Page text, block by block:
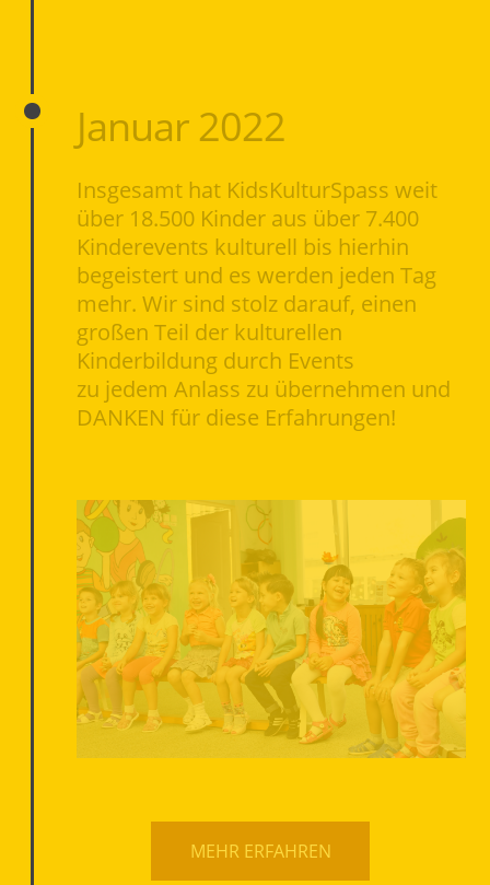
Januar 2022
Insgesamt hat KidsKulturSpass weit
über 18.500 Kinder aus über 7.400
Kinderevents kulturell bis hierhin
begeistert und es werden jeden Tag
mehr. Wir sind stolz darauf, einen
großen Teil der kulturellen
Kinderbildung durch Events
zu jedem Anlass zu übernehmen und
DANKEN für diese Erfahrungen!
MEHR ERFAHREN